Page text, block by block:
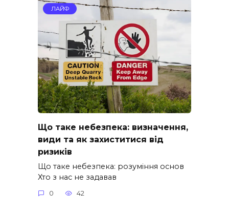
ЛАЙФ
Що таке небезпека: визначення,
види та як захиститися від
ризиків
Що таке небезпека: розуміння основ
Хто з нас не задавав
0 42